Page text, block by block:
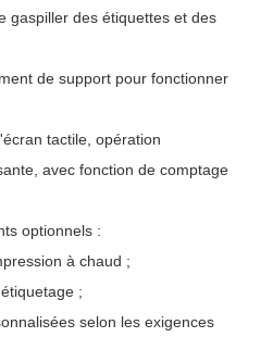
gaspiller des étiquettes et des
de support pour fonctionner
tactile, opération
avec fonction de comptage
optionnels :
à chaud ;
;
selon les exigences